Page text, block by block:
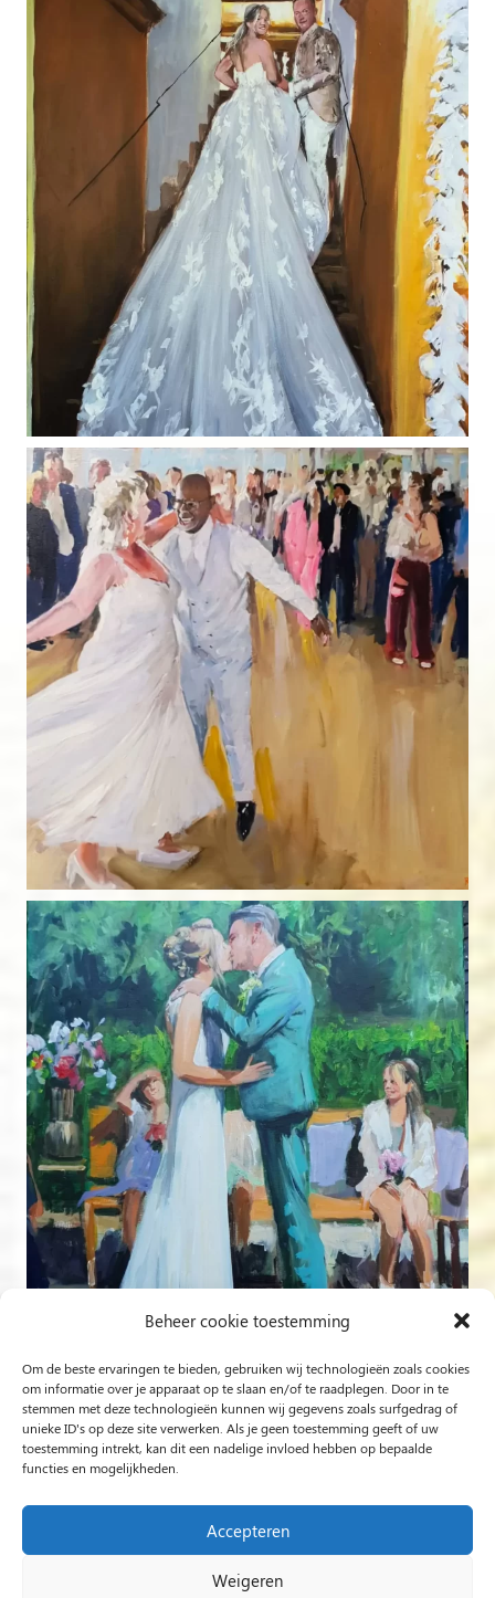
Beheer cookie toestemming
Om de beste ervaringen te bieden, gebruiken wij technologieën zoals cookies
om informatie over je apparaat op te slaan en/of te raadplegen. Door in te
stemmen met deze technologieën kunnen wij gegevens zoals surfgedrag of
unieke ID's op deze site verwerken. Als je geen toestemming geeft of uw
toestemming intrekt, kan dit een nadelige invloed hebben op bepaalde
functies en mogelijkheden.
Accepteren
Weigeren
Volg op Instagram
Rob Jacobs uit ’s-Hertogenbosch is een ‘Plein Air’- en
‘Live Event Painter’, schilderend bewogen door Licht en
Liefde.
2024 Rob Jacobs LIVE EVENT PAINTING / Hosted By